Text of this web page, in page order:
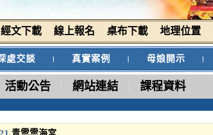
經文下載 線上報名 桌布下載 地理位置
處交談 真實案例 母娘開示
活動公告 網站連結 課程資料